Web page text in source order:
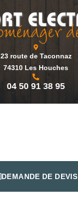
23 route de Taconnaz
74310 Les Houches
04 50 91 38 95
DEMANDE DE DEVIS